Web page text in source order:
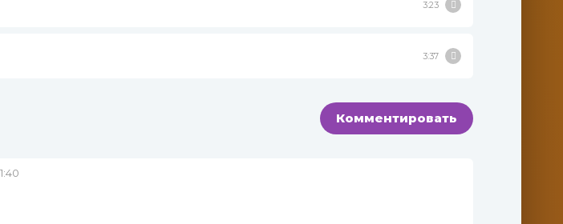
3:23
3:37
Комментировать